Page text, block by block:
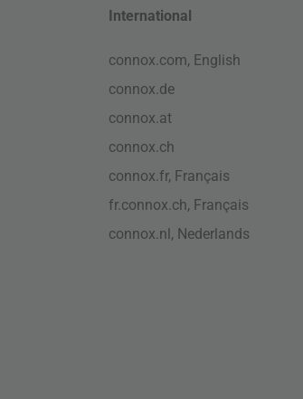
International
connox.com, English
connox.de
connox.at
connox.ch
connox.fr, Français
fr.connox.ch, Français
connox.nl, Nederlands